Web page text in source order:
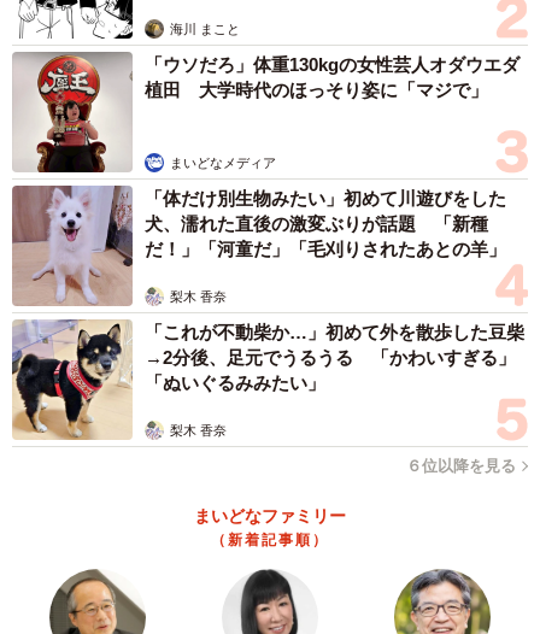
海川 まこと
「ウソだろ」体重130kgの女性芸人オダウエダ
植田 大学時代のほっそり姿に「マジで」
まいどなメディア
「体だけ別生物みたい」初めて川遊びをした
犬、濡れた直後の激変ぶりが話題 「新種
だ！」「河童だ」「毛刈りされたあとの羊」
梨木 香奈
「これが不動柴か…」初めて外を散歩した豆柴
→2分後、足元でうるうる 「かわいすぎる」
「ぬいぐるみみたい」
梨木 香奈
６位以降を見る
まいどなファミリー
（新着記事順）